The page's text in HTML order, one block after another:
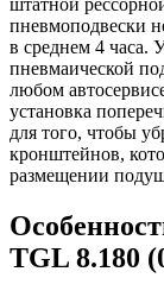
штатной
пневмоподвески
в среднем 4 часа.
пневмаической
любом
установка
для того, чтобы
кронштейнов,
размещении
TGL 8.180